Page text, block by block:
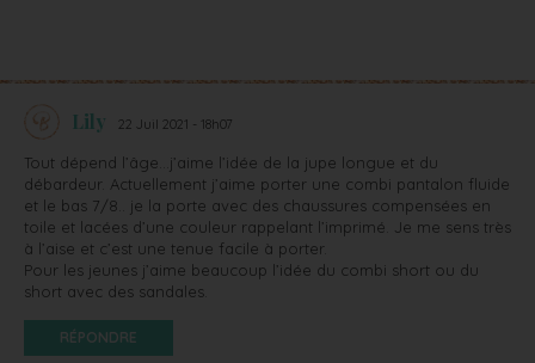
Lily 22 Juil 2021 - 18h07
Tout dépend l’âge…j’aime l’idée de la jupe longue et du
débardeur. Actuellement j’aime porter une combi pantalon fluide
et le bas 7/8.. je la porte avec des chaussures compensées en
toile et lacées d’une couleur rappelant l’imprimé. Je me sens très
à l’aise et c’est une tenue facile à porter.
Pour les jeunes j’aime beaucoup l’idée du combi short ou du
short avec des sandales.
RÉPONDRE